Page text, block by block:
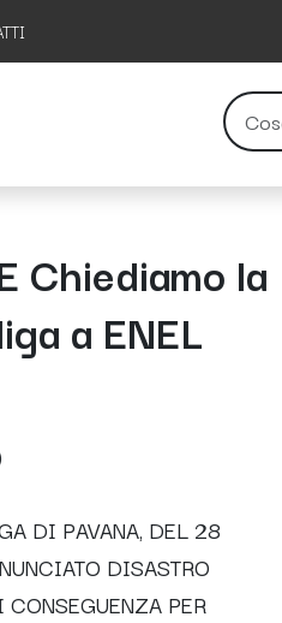
Chiediamo la
a ENEL
DI PAVANA, DEL 28
DISASTRO
PER